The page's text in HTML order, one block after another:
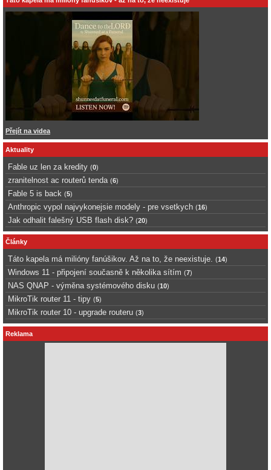
Přejít na videa
Aktuality
Fable uz len za kredity (0)
zranitelnost ac routerů tenda (6)
Fable 5 is back (5)
Anthropic vypol najvykonejsie modely - pre vsetkych (16)
Jak odhalit falešný USB flash disk? (20)
Články
Táto kapela má milióny fanúšikov. Až na to, že neexistuje. (14)
Windows 11 - připojení současně k několika sítím (7)
NAS QNAP - výměna systémového disku (10)
MikroTik router 11 - tipy (5)
MikroTik router 10 - upgrade routeru (3)
Reklama